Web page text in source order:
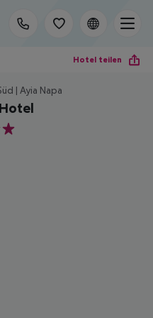
Hotel teilen
| Ayia Napa